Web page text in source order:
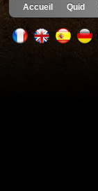
Accueil Quid